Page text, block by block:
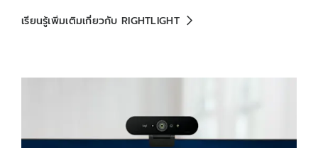
เรียนรู้เพิ่มเติมเกี่ยวกับ RIGHTLIGHT